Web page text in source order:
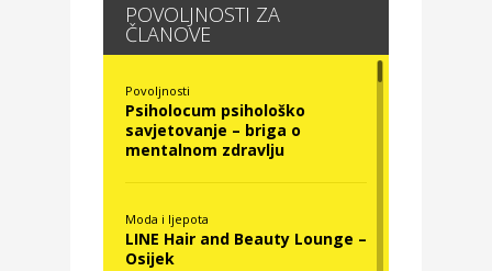
POVOLJNOSTI ZA
ČLANOVE
Povoljnosti
Psiholocum psihološko
savjetovanje – briga o
mentalnom zdravlju
Moda i ljepota
LINE Hair and Beauty Lounge –
Osijek